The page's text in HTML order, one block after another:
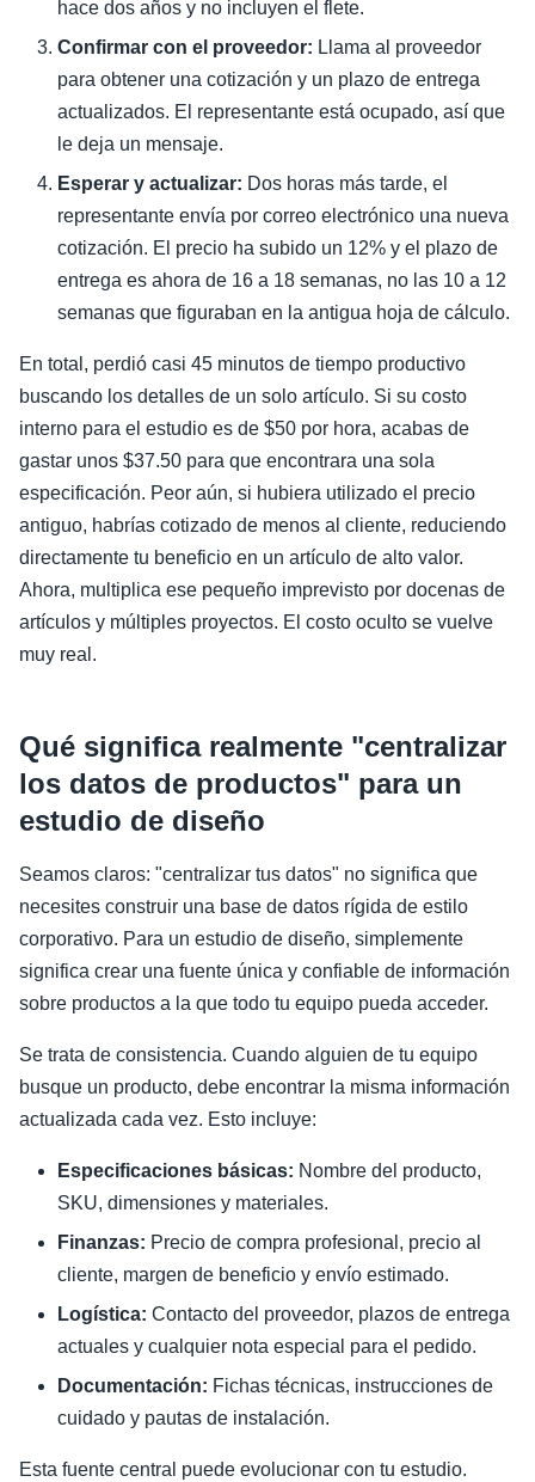
hace dos años y no incluyen el flete.
Confirmar con el proveedor: Llama al proveedor
para obtener una cotización y un plazo de entrega
actualizados. El representante está ocupado, así que
le deja un mensaje.
Esperar y actualizar: Dos horas más tarde, el
representante envía por correo electrónico una nueva
cotización. El precio ha subido un 12% y el plazo de
entrega es ahora de 16 a 18 semanas, no las 10 a 12
semanas que figuraban en la antigua hoja de cálculo.
En total, perdió casi 45 minutos de tiempo productivo
buscando los detalles de un solo artículo. Si su costo
interno para el estudio es de $50 por hora, acabas de
gastar unos $37.50 para que encontrara una sola
especificación. Peor aún, si hubiera utilizado el precio
antiguo, habrías cotizado de menos al cliente, reduciendo
directamente tu beneficio en un artículo de alto valor.
Ahora, multiplica ese pequeño imprevisto por docenas de
artículos y múltiples proyectos. El costo oculto se vuelve
muy real.
Qué significa realmente "centralizar
los datos de productos" para un
estudio de diseño
Seamos claros: "centralizar tus datos" no significa que
necesites construir una base de datos rígida de estilo
corporativo. Para un estudio de diseño, simplemente
significa crear una fuente única y confiable de información
sobre productos a la que todo tu equipo pueda acceder.
Se trata de consistencia. Cuando alguien de tu equipo
busque un producto, debe encontrar la misma información
actualizada cada vez. Esto incluye:
Especificaciones básicas: Nombre del producto,
SKU, dimensiones y materiales.
Finanzas: Precio de compra profesional, precio al
cliente, margen de beneficio y envío estimado.
Logística: Contacto del proveedor, plazos de entrega
actuales y cualquier nota especial para el pedido.
Documentación: Fichas técnicas, instrucciones de
cuidado y pautas de instalación.
Esta fuente central puede evolucionar con tu estudio.